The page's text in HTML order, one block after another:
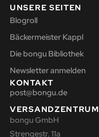
UNSERE SEITEN
Blogroll
Bäckermeister Kappl
Die bongu Bibliothek
Newsletter anmelden
KONTAKT
post@bongu.de
VERSANDZENTRUM
bongu GmbH
Strengestr. 11a